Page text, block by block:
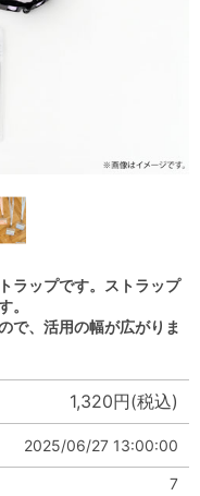
ラップです。ストラップ
。
で、活用の幅が広がりま
1,320円(税込)
2025/06/27 13:00:00
7